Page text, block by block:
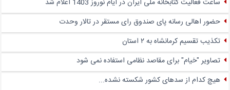
ساعت فعالیت کتابخانه ملّی ایران در ایام نوروز 1403 اعلام شد
حضور اهالی رسانه پای صندوق‌ رای مستقر در تالار وحدت
تکذیب تقسیم کرمانشاه به ۲ استان
تصاویر "خیام" برای مقاصد نظامی استفاده نمی شود
هیچ کدام از سدهای کشور شکسته نشده...